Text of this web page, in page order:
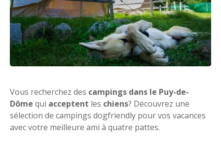
Vous recherchez des campings dans le Puy-de-
Dôme qui acceptent les chiens? Découvrez une
sélection de campings dogfriendly pour vos vacances
avec votre meilleure ami à quatre pattes.